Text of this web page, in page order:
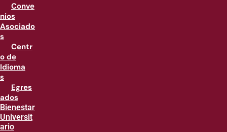
Conve
nios
Asociado
s
Centr
o de
Idioma
s
Egres
ados
Bienestar
Universit
ario